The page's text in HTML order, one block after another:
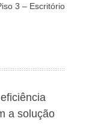
3 – Escritório
a solução